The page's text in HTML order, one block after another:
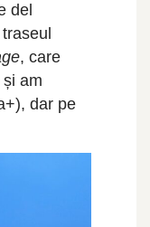
del
, care
am
dar pe